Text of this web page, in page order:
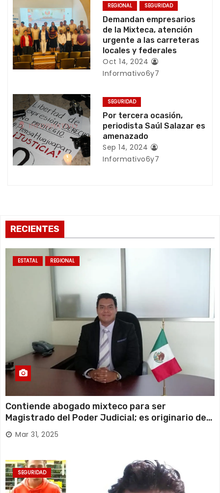
n
d
e
n
t
r
a
s
REGIONAL SEGURIDAD
Demandan empresarios
de la Mixteca, atención
urgente a las carreteras
locales y federales
Oct 14, 2024
Informativo6y7
SEGURIDAD
Por tercera ocasión,
periodista Saúl Salazar es
amenazado
Sep 14, 2024
Informativo6y7
RECIENTES
ESTATAL REGIONAL
Contiende abogado mixteco para ser
Magistrado del Poder Judicial; es originario de
Huajuapan de León
Mar 31, 2025
SEGURIDAD